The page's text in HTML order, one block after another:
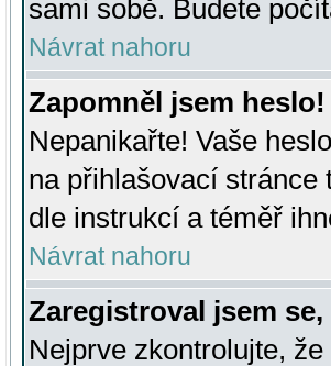
sami sobě. Budete
Návrat nahoru
Zapomněl jsem heslo!
Nepanikařte! Vaše
na přihlašovací
dle instrukcí a téměř
Návrat nahoru
Zaregistroval jsem
Nejprve zkontrolujte,